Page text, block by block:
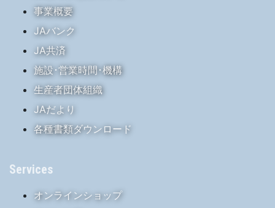
事業概要
JAバンク
JA共済
施設･営業時間･機構
生産者団体組織
JAだより
各種書類ダウンロード
Services
オンラインショップ